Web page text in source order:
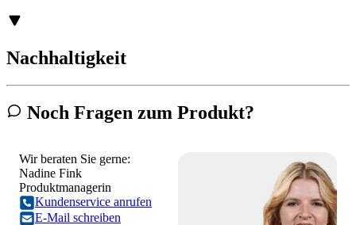
Nachhaltigkeit
Noch Fragen zum Produkt?
Wir beraten Sie gerne:
Nadine Fink
Produktmanagerin
Kundenservice anrufen
E-Mail schreiben